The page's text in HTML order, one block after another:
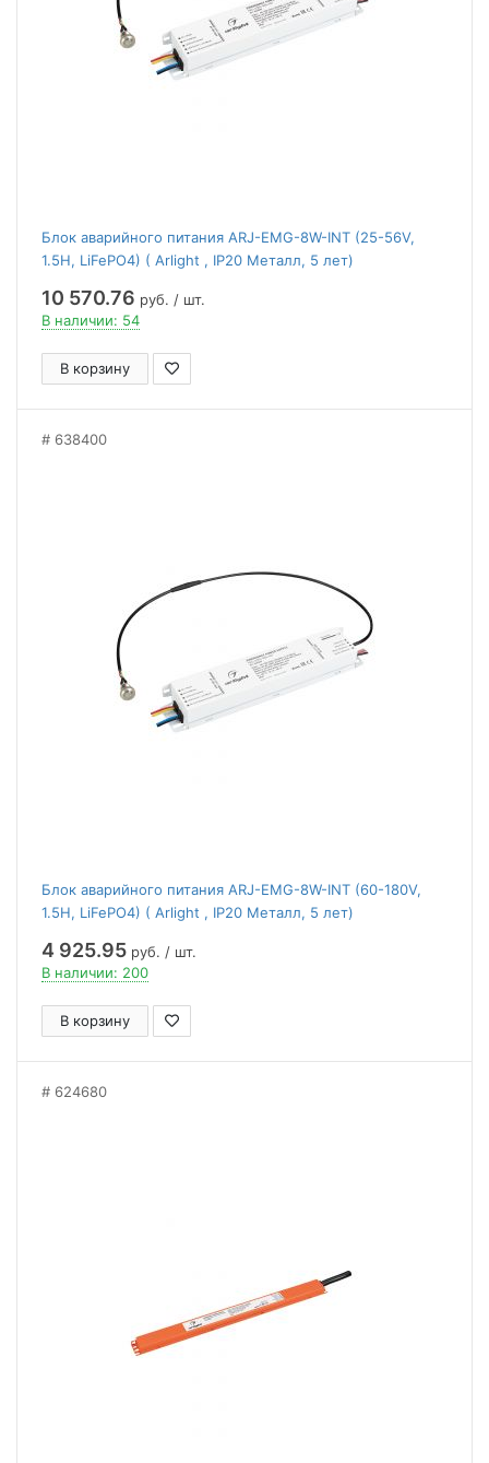
Блок аварийного питания ARJ-EMG-8W-INT (25-56V,
1.5H, LiFePO4) ( Arlight , IP20 Металл, 5 лет)
10 570.76 руб. / шт.
В наличии: 54
В корзину
638400
Блок аварийного питания ARJ-EMG-8W-INT (60-180V,
1.5H, LiFePO4) ( Arlight , IP20 Металл, 5 лет)
4 925.95 руб. / шт.
В наличии: 200
В корзину
624680